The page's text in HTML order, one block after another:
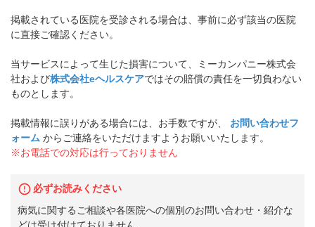
掲載されている医院を受診される場合は、事前に必ず該当の医院
に直接ご確認ください。
当サービスによって生じた損害について、ミーカンパニー株式会
社および株式会社eヘルスケアではその賠償の責任を一切負わない
ものとします。
掲載情報に誤りがある場合には、お手数ですが、
お問い合わせフ
ォーム からご連絡をいただけますようお願いいたします。
※お電話での対応は行っておりません
必ずお読みください
病気に関するご相談や各医院への個別のお問い合わせ・紹介な